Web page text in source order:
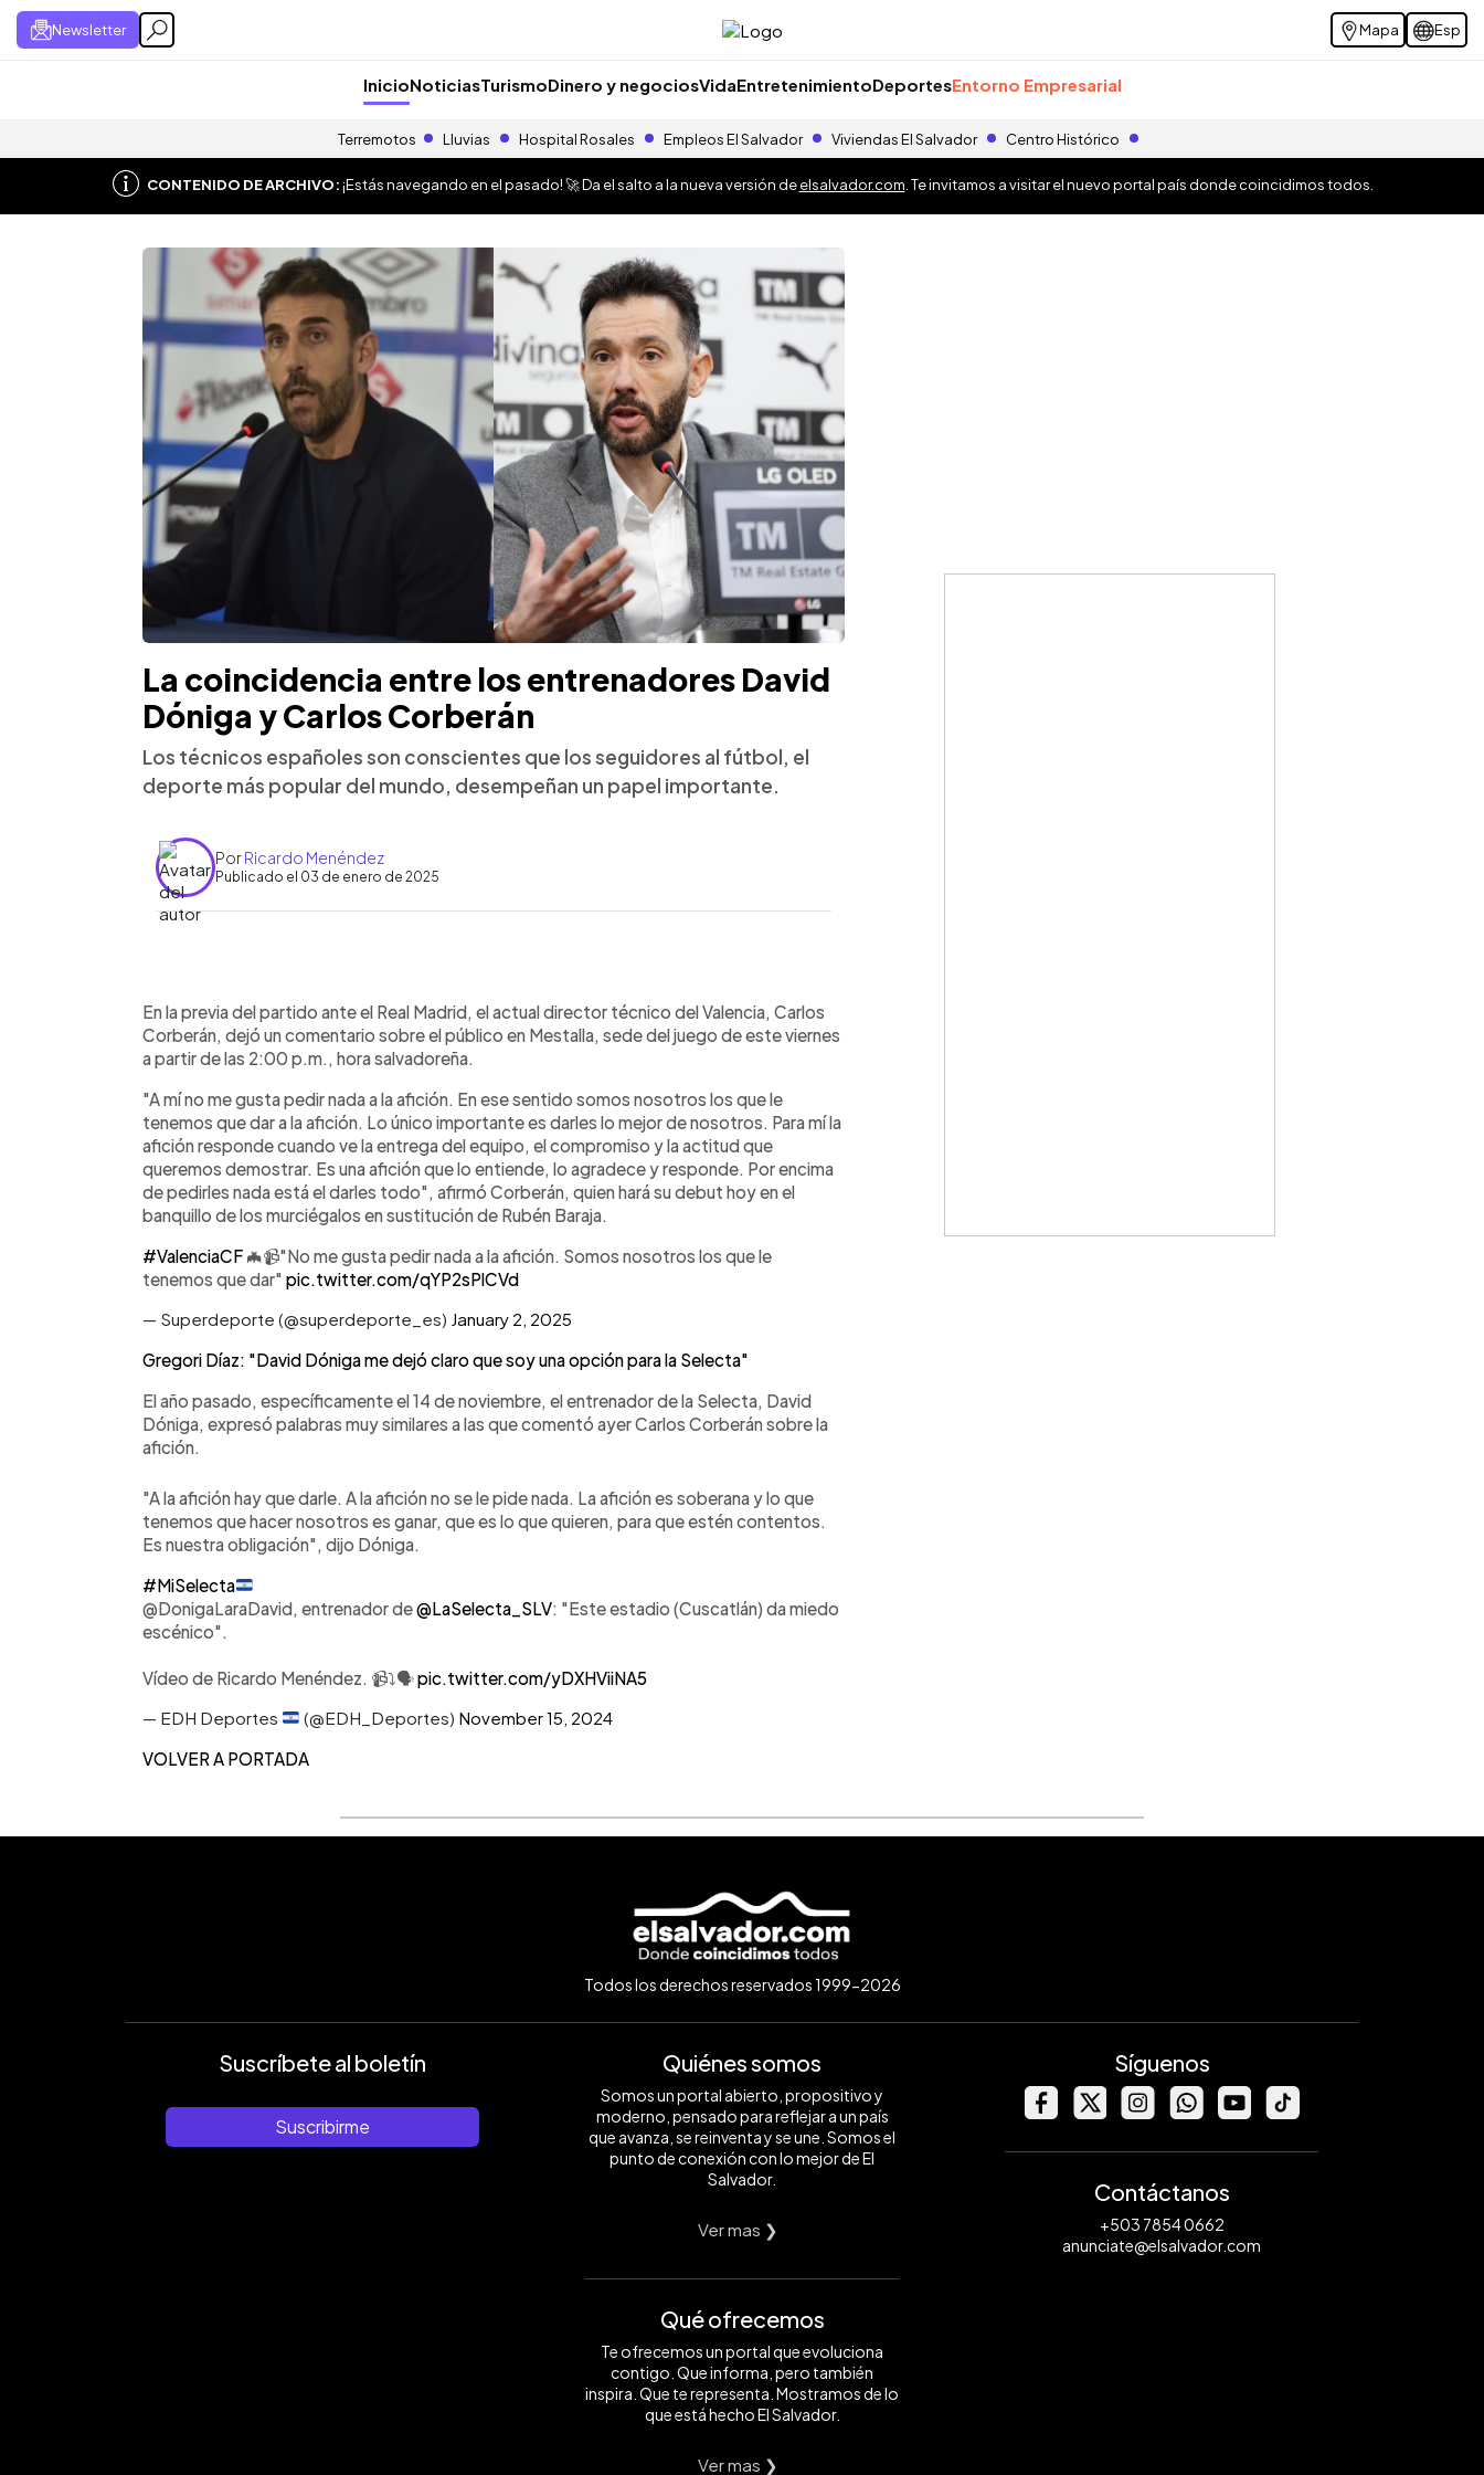
Newsletter Mapa Esp
InicioNoticiasTurismoDinero y negociosVidaEntretenimientoDeportesEntorno Empresarial
Terremotos Lluvias Hospital Rosales Empleos El Salvador Viviendas El Salvador Centro Histórico
CONTENIDO DE ARCHIVO:¡Estás navegando en el pasado! 🚀 Da el salto a la nueva versión deelsalvador.com . Te invitamos a visitar el nuevo portal país donde coincidimos todos.
La coincidencia entre los entrenadores David
Dóniga y Carlos Corberán
Los técnicos españoles son conscientes que los seguidores al fútbol, el
deporte más popular del mundo, desempeñan un papel importante.
PorRicardo Menéndez
Publicado el 03 de enero de 2025
► Escuchar artículo
En la previa del partido ante el Real Madrid, el actual director técnico del Valencia, Carlos
Corberán, dejó un comentario sobre el público en Mestalla, sede del juego de este viernes
a partir de las 2:00 p.m., hora salvadoreña.
"A mí no me gusta pedir nada a la afición. En ese sentido somos nosotros los que le
tenemos que dar a la afición. Lo único importante es darles lo mejor de nosotros. Para mí la
afición responde cuando ve la entrega del equipo, el compromiso y la actitud que
queremos demostrar. Es una afición que lo entiende, lo agradece y responde. Por encima
de pedirles nada está el darles todo", afirmó Corberán, quien hará su debut hoy en el
banquillo de los murciégalos en sustitución de Rubén Baraja.
#ValenciaCF 🦇📹"No me gusta pedir nada a la afición. Somos nosotros los que le
tenemos que dar" pic.twitter.com/qYP2sPlCVd
— Superdeporte (@superdeporte_es) January 2, 2025
Gregori Díaz: "David Dóniga me dejó claro que soy una opción para la Selecta"
El año pasado, específicamente el 14 de noviembre, el entrenador de la Selecta, David
Dóniga, expresó palabras muy similares a las que comentó ayer Carlos Corberán sobre la
afición.
"A la afición hay que darle. A la afición no se le pide nada. La afición es soberana y lo que
tenemos que hacer nosotros es ganar, que es lo que quieren, para que estén contentos.
Es nuestra obligación", dijo Dóniga.
#MiSelecta
@DonigaLaraDavid, entrenador de@LaSelecta_SLV: "Este estadio (Cuscatlán) da miedo
escénico".
Vídeo de Ricardo Menéndez. 📹⤵️🗣️pic.twitter.com/yDXHViiNA5
— EDH Deportes
(@EDH_Deportes) November 15, 2024
VOLVER A PORTADA
Todos los derechos reservados 1999-2026
Suscríbete al boletín
Suscribirme
Quiénes somos
Somos un portal abierto, propositivo y
moderno, pensado para reflejar a un país
que avanza, se reinventa y se une. Somos el
punto de conexión con lo mejor de El
Salvador.
Ver mas ❯
Qué ofrecemos
Te ofrecemos un portal que evoluciona
contigo. Que informa, pero también
inspira. Que te representa. Mostramos de lo
que está hecho El Salvador.
Ver mas ❯
Síguenos
Contáctanos
+503 7854 0662
anunciate@elsalvador.com